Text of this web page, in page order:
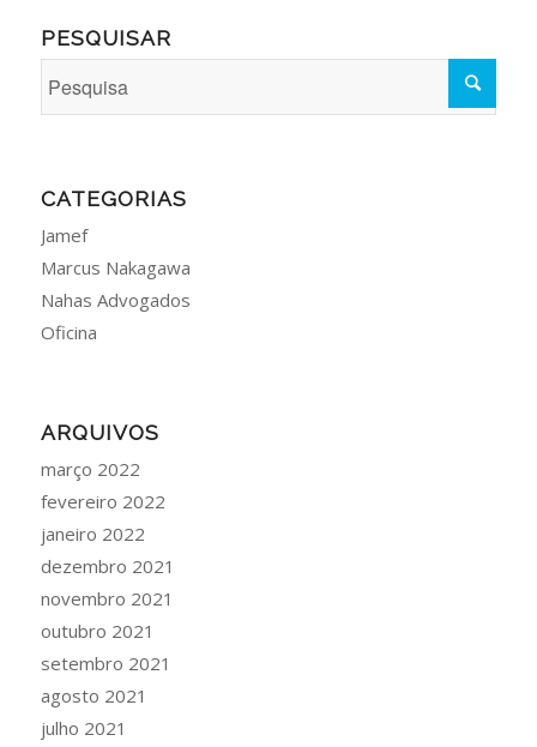
PESQUISAR
CATEGORIAS
Jamef
Marcus Nakagawa
Nahas Advogados
Oficina
ARQUIVOS
março 2022
fevereiro 2022
janeiro 2022
dezembro 2021
novembro 2021
outubro 2021
setembro 2021
agosto 2021
julho 2021